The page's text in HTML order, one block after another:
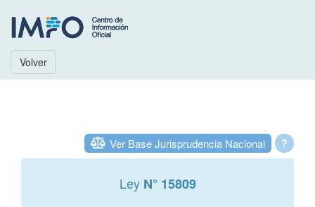
Volver
?
Ver Base Jurisprudencia Nacional
Ley N° 15809